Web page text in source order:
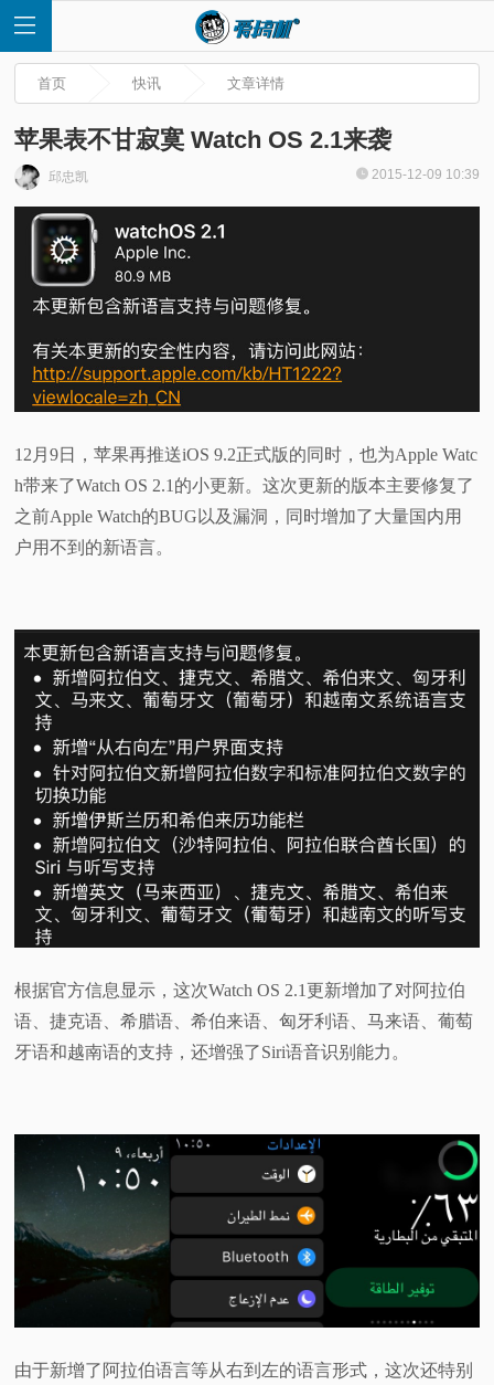
测
视
首页 快讯 文章详情
苹果表不甘寂寞 Watch OS 2.1来袭
邱忠凯 2015-12-09 10:39
12月9日，苹果再推送iOS 9.2正式版的同时，也为Apple Watc
h带来了Watch OS 2.1的小更新。这次更新的版本主要修复了
之前Apple Watch的BUG以及漏洞，同时增加了大量国内用
户用不到的新语言。
根据官方信息显示，这次Watch OS 2.1更新增加了对阿拉伯
语、捷克语、希腊语、希伯来语、匈牙利语、马来语、葡萄
牙语和越南语的支持，还增强了Siri语音识别能力。
由于新增了阿拉伯语言等从右到左的语言形式，这次还特别